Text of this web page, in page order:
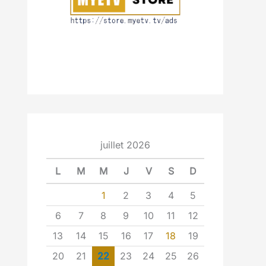
juillet 2026
L M M J V S D
1 2 3 4
5
6
7 8 9 10 11
12
13
14 15 16 17 18
19
20
21 22 23 24 25 26